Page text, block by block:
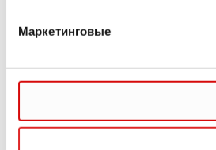
Маркетинговые